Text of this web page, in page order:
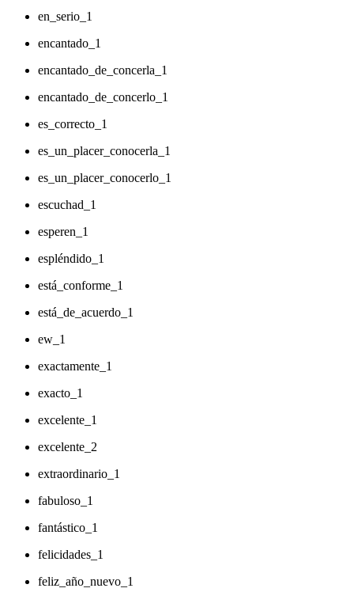
en_serio_1
encantado_1
encantado_de_concerla_1
encantado_de_concerlo_1
es_correcto_1
es_un_placer_conocerla_1
es_un_placer_conocerlo_1
escuchad_1
esperen_1
espléndido_1
está_conforme_1
está_de_acuerdo_1
ew_1
exactamente_1
exacto_1
excelente_1
excelente_2
extraordinario_1
fabuloso_1
fantástico_1
felicidades_1
feliz_año_nuevo_1